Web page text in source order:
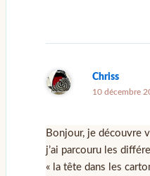
Chriss
10 décembre
Bonjour, je découvre
j’ai parcouru les
« la tête dans les